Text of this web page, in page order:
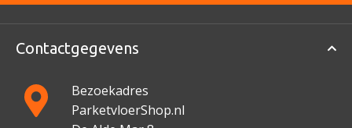
Contactgegevens
Bezoekadres
ParketvloerShop.nl